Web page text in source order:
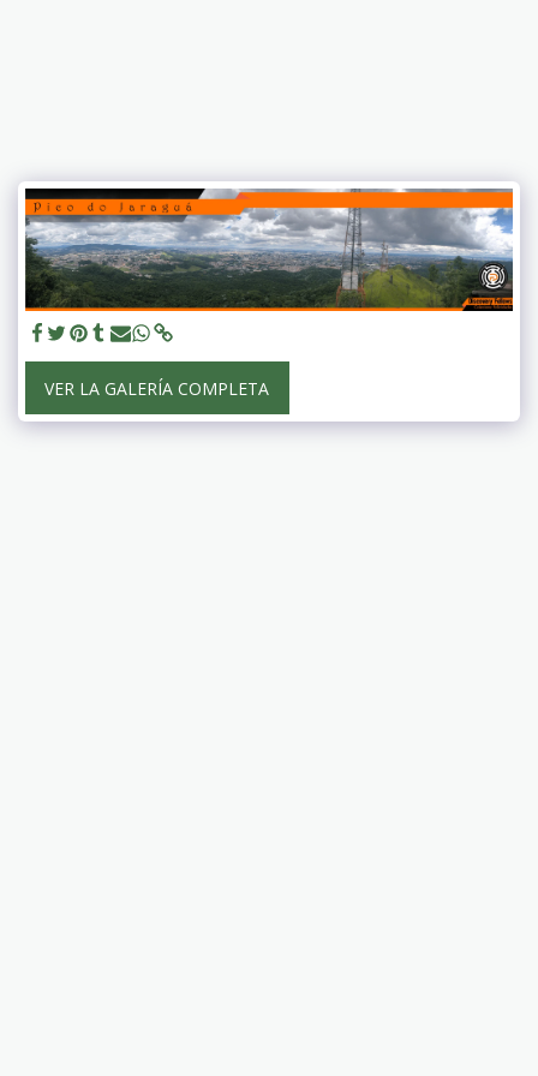
VER LA GALERÍA COMPLETA